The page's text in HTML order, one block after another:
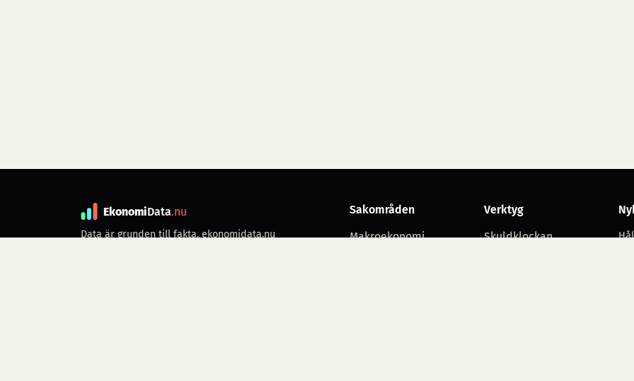
EkonomiData.nu
Data är grunden till fakta. ekonomidata.nu
Sakområden
Makroekonomi
Verktyg
Skuldklockan